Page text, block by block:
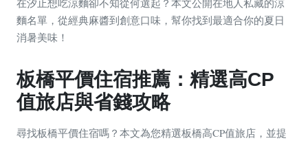
在汐止想吃涼麵卻不知從何選起？本文公開在地人私藏的涼
麵名單，從經典麻醬到創意口味，幫你找到最適合你的夏日
消暑美味！
板橋平價住宿推薦：精選高CP
值旅店與省錢攻略
尋找板橋平價住宿嗎？本文為您精選板橋高CP值旅店，並提